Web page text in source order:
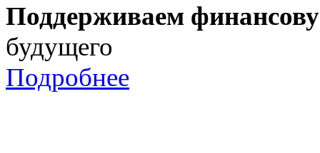
Поддерживаем
будущего
Подробнее